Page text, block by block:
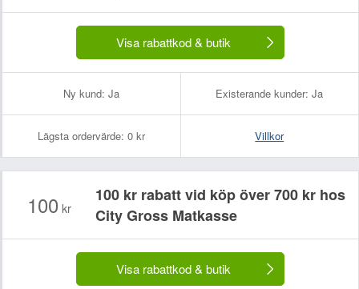
Visa rabattkod & butik
Ny kund: Ja Existerande kunder: Ja
Lägsta ordervärde: 0 kr Villkor
100 kr
100 kr rabatt vid köp över 700 kr hos
City Gross Matkasse
Visa rabattkod & butik